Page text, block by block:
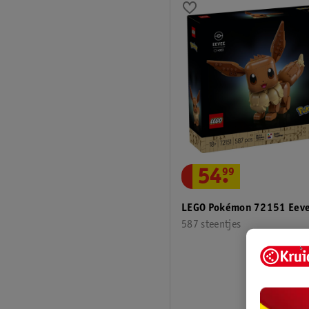
LEGO Pokémon 72151
587 steentjes
54.
99